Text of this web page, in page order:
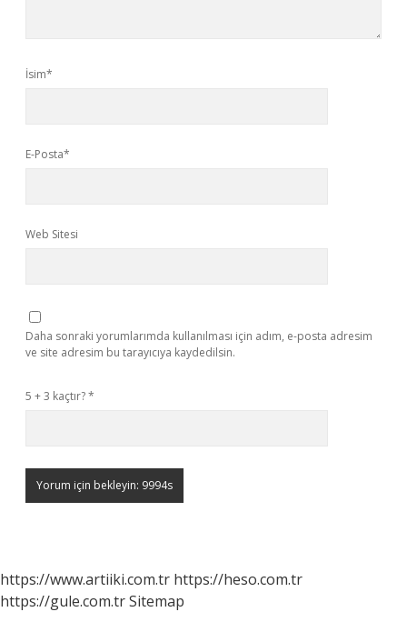
İsim*
E-Posta*
Web Sitesi
Daha sonraki yorumlarımda kullanılması için adım, e-posta adresim
ve site adresim bu tarayıcıya kaydedilsin.
5 + 3 kaçtır?*
https://www.artiiki.com.tr https://heso.com.tr
https://gule.com.trSitemap